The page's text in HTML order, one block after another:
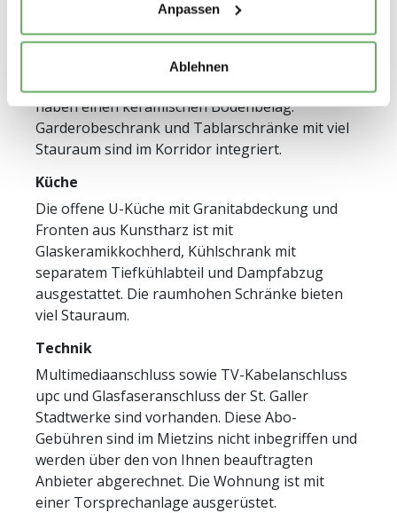
Anpassen
Ablehnen
Durch die grosszügige Fensterfront gegen
Südwesten dringt viel Licht in das Wohn-
/Esszimmer ein. Der Boden in den Zimmern ist
haben einen keramischen Bodenbelag.
Garderobeschrank und Tablarschränke mit viel
Stauraum sind im Korridor integriert.
Küche
Die offene U-Küche mit Granitabdeckung und
Fronten aus Kunstharz ist mit
Glaskeramikkochherd, Kühlschrank mit
separatem Tiefkühlabteil und Dampfabzug
ausgestattet. Die raumhohen Schränke bieten
viel Stauraum.
Technik
Multimediaanschluss sowie TV-Kabelanschluss
upc und Glasfaseranschluss der St. Galler
Stadtwerke sind vorhanden. Diese Abo-
Gebühren sind im Mietzins nicht inbegriffen und
werden über den von Ihnen beauftragten
Anbieter abgerechnet. Die Wohnung ist mit
einer Torsprechanlage ausgerüstet.